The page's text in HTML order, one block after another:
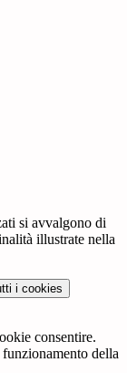
si avvalgono di
illustrate nella
i cookies
consentire.
della